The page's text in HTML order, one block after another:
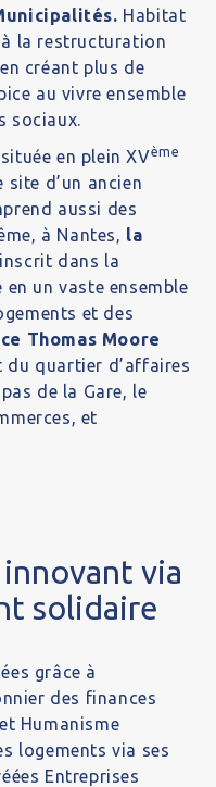
Habitat
la restructuration
créant plus de
au vivre ensemble
sociaux.
en plein XVème
d’un ancien
aussi des
à Nantes, la
dans la
un vaste ensemble
et des
Thomas Moore
du quartier d’affaires
de la Gare, le
et
via
solidaire
grâce à
des finances
Humanisme
logements via ses
Entreprises